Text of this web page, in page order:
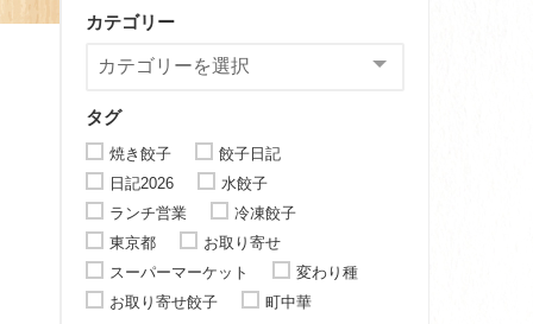
カテゴリー
タグ
焼き餃子
餃子日記
日記2026
水餃子
ランチ営業
冷凍餃子
東京都
お取り寄せ
スーパーマーケット
変わり種
お取り寄せ餃子
町中華